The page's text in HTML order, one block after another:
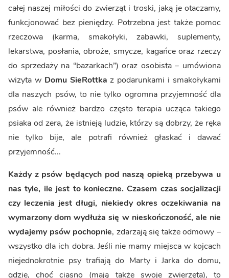
całej naszej miłości do zwierząt i troski, jaką je otaczamy,
funkcjonować bez pieniędzy. Potrzebna jest także pomoc
rzeczowa (karma, smakołyki, zabawki, suplementy,
lekarstwa, posłania, obroże, smycze, kagańce oraz rzeczy
do sprzedaży na “bazarkach”) oraz osobista – umówiona
wizyta w Domu SieRottka z podarunkami i smakołykami
dla naszych psów, to nie tylko ogromna przyjemność dla
psów ale również bardzo często terapia ucząca takiego
psiaka od zera, że istnieją ludzie, którzy są dobrzy, że ręka
nie tylko bije, ale potrafi również głaskać i dawać
przyjemność...
Każdy z psów będących pod naszą opieką przebywa u
nas tyle, ile jest to konieczne. Czasem czas socjalizacji
czy leczenia jest długi, niekiedy okres oczekiwania na
wymarzony dom wydłuża się w nieskończoność, ale nie
wydajemy psów pochopnie, zdarzają się także odmowy –
wszystko dla ich dobra. Jeśli nie mamy miejsca w kojcach
niejednokrotnie psy trafiają do Marty i Jarka do domu,
gdzie, choć ciasno (mają także swoje zwierzęta), to